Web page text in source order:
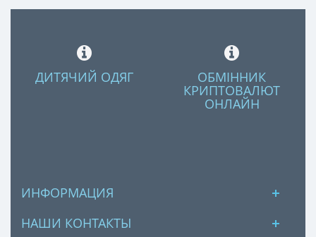
ДИТЯЧИЙ ОДЯГ ОБМІННИК
КРИПТОВАЛЮТ
ОНЛАЙН
ИНФОРМАЦИЯ
НАШИ КОНТАКТЫ